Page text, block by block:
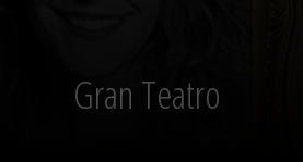
Gran Teatro